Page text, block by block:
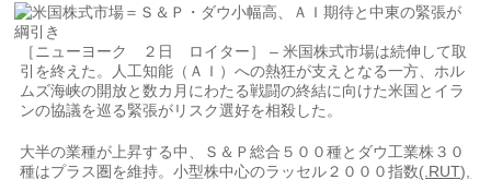
［ニューヨーク ２日 ロイター］ – 米国株式市場は続伸して取
引を終えた。人工知能（ＡＩ）への熱狂が支えとなる一方、ホル
ムズ海峡の開放と数カ月にわたる戦闘の終結​に向けた米国とイラ
ンの協議を巡る緊張がリスク選好を相殺した。
大半の業種が上昇する中、Ｓ＆Ｐ総合５００種とダウ工‌業株３０
種はプラス圏を維持。小型株中心のラッセル２０００指数(.RUT),